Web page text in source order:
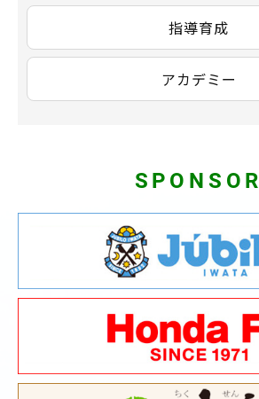
指導育成
アカデミー
SPONSOR